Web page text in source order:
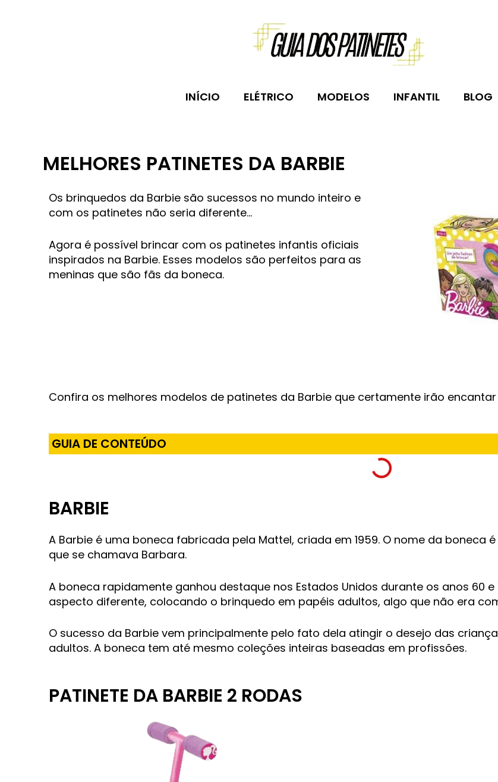
INÍCIO ELÉTRICO MODELOS INFANTIL BLOG
MELHORES PATINETES DA BARBIE
Os brinquedos da Barbie são sucessos no mundo inteiro e
com os patinetes não seria diferente…
Agora é possível brincar com os patinetes infantis oficiais
inspirados na Barbie. Esses modelos são perfeitos para as
meninas que são fãs da boneca.
Confira os melhores modelos de patinetes da Barbie que certamente irão
GUIA DE CONTEÚDO
BARBIE
A Barbie é uma boneca fabricada pela Mattel, criada em 1959. O nome da boneca
que se chamava Barbara.
A boneca rapidamente ganhou destaque nos Estados Unidos durante os anos 60
aspecto diferente, colocando o brinquedo em papéis adultos, algo que não era
O sucesso da Barbie vem principalmente pelo fato dela atingir o desejo das
adultos. A boneca tem até mesmo coleções inteiras baseadas em profissões.
PATINETE DA BARBIE 2 RODAS